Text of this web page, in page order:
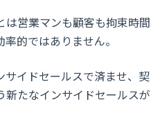
は営業マンも顧客も拘束時間
的ではありません。
サイドセールスで済ませ、契
たなインサイドセールスが